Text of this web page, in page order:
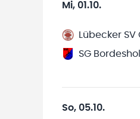
Mi, 01.10.
Lübecker SV
SG
So, 05.10.